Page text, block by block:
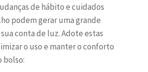
de hábito e cuidados
podem gerar uma grande
conta de luz. Adote estas
o uso e manter o conforto
bolso: